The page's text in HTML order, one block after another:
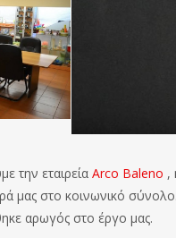
την εταιρεία Arco Baleno ,
μας στο κοινωνικό
αρωγός στο έργο μας.